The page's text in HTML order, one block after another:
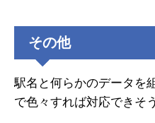
その他
駅名と何らかのデータを
で色々すれば対応できそう